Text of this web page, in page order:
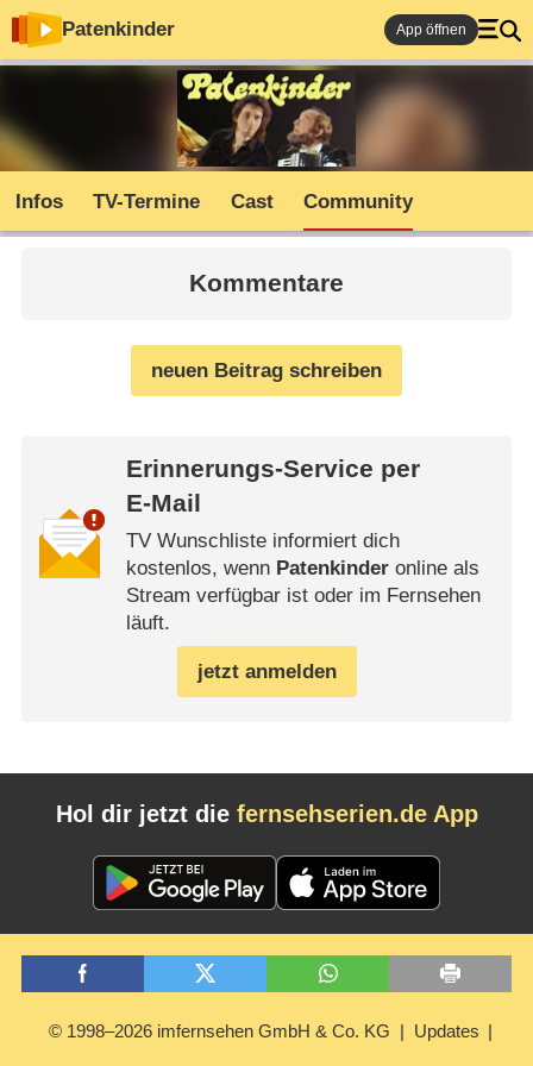
Patenkinder App öffnen
Infos TV-Termine Cast Community
Kommentare
neuen Beitrag schreiben
Erinnerungs-Service per
E-Mail
TV Wunschliste informiert dich
kostenlos, wenn Patenkinderonline als
Stream verfügbar ist oder im Fernsehen
läuft.
jetzt anmelden
Hol dir jetzt die fernsehserien.de App
© 1998–2026 imfernsehen GmbH & Co. KG Updates